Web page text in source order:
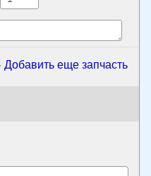
Добавить еще запчасть